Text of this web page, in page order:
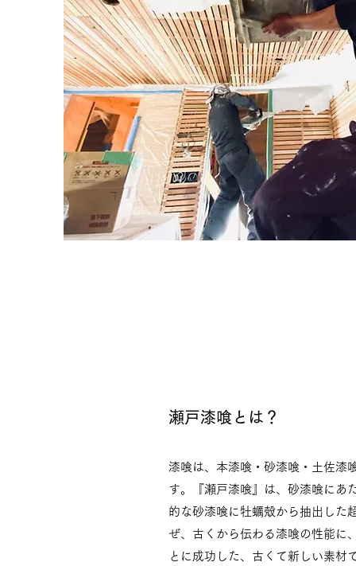
瀬戸漆喰とは？
漆喰は、本漆喰・砂漆喰・土佐漆
す。『瀬戸漆喰』は、砂漆喰にあ
的な砂漆喰に牡蠣殻から抽出した
ぜ、古くから伝わる漆喰の性能に
とに成功した、古くて新しい素材